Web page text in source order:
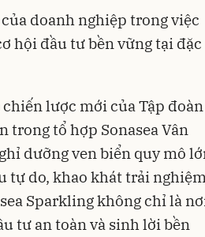
doanh nghiệp trong việc
hội đầu tư bền vững tại đặc
lược mới của Tập đoàn
trong tổ hợp Sonasea Vân
dưỡng ven biển quy mô
tự do, khao khát trải nghiệm
Sparkling không chỉ là
tư an toàn và sinh lời bền